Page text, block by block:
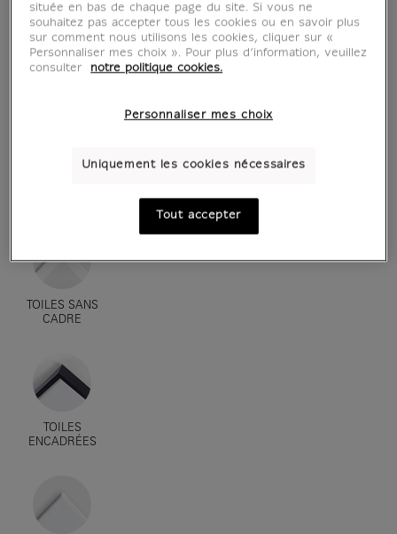
AFFICHES D'ART
TOILES SANS
CADRE
TOILES
ENCADRÉES
située en bas de chaque page du site. Si vous ne
souhaitez pas accepter tous les cookies ou en savoir plus
sur comment nous utilisons les cookies, cliquer sur «
Personnaliser mes choix ». Pour plus d’information, veuillez
consulter
notre politique cookies.
Personnaliser mes choix
Uniquement les cookies nécessaires
Tout accepter